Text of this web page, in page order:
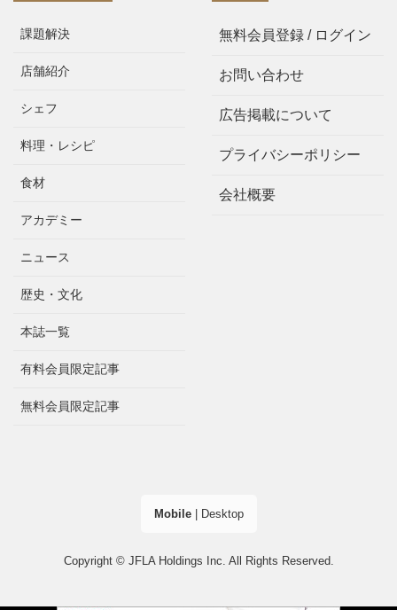
課題解決
店舗紹介
シェフ
料理・レシピ
食材
アカデミー
ニュース
歴史・文化
本誌一覧
有料会員限定記事
無料会員限定記事
無料会員登録 / ログイン
お問い合わせ
広告掲載について
プライバシーポリシー
会社概要
Mobile| Desktop
Copyright © JFLA Holdings Inc. All Rights Reserved.